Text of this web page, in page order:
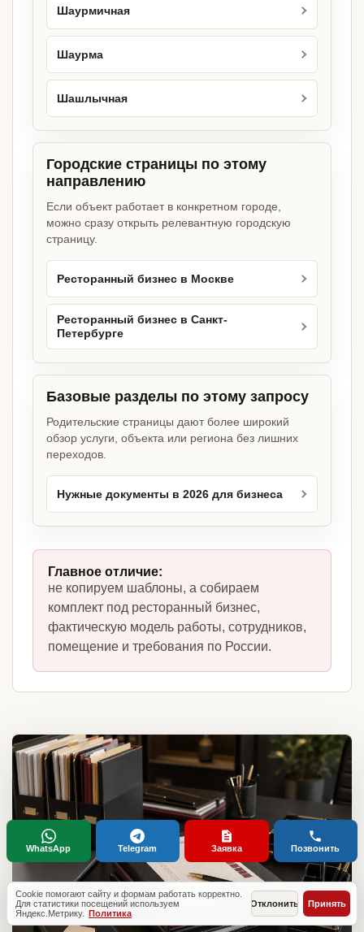
Шаурмичная
Шаурма
Шашлычная
Городские страницы по этому
направлению
Если объект работает в конкретном городе,
можно сразу открыть релевантную городскую
страницу.
Ресторанный бизнес в Москве
Ресторанный бизнес в Санкт-
Петербурге
Базовые разделы по этому запросу
Родительские страницы дают более широкий
обзор услуги, объекта или региона без лишних
переходов.
Нужные документы в 2026 для бизнеса
Главное отличие:
не копируем шаблоны, а собираем
комплект под ресторанный бизнес,
фактическую модель работы, сотрудников,
помещение и требования по России.
Cookie помогают сайту и формам работать корректно.
Для статистики посещений используем
Яндекс.Метрику. Политика
Отклонить Принять
WhatsApp Telegram Заявка Позвонить